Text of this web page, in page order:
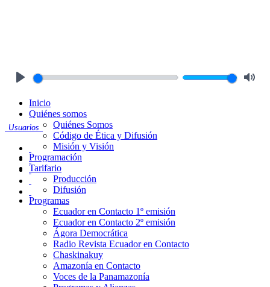
Usuarios
Inicio
Quiénes somos
Quiénes Somos
Código de Ética y Difusión
Misión y Visión
Programación
Tarifario
Producción
Difusión
Programas
Ecuador en Contacto 1º emisión
Ecuador en Contacto 2º emisión
Ágora Democrática
Radio Revista Ecuador en Contacto
Chaskinakuy
Amazonía en Contacto
Voces de la Panamazonía